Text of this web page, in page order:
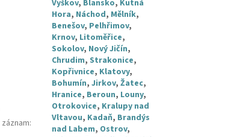
záznam:
Vyškov, Blansko, Kutná
Hora, Náchod, Mělník,
Benešov, Pelhřimov,
Krnov, Litoměřice,
Sokolov, Nový Jičín,
Chrudim,Strakonice,
Kopřivnice, Klatovy,
Bohumín,Jirkov,Žatec,
Hranice, Beroun, Louny,
Otrokovice, Kralupy nad
Vltavou, Kadaň, Brandýs
nad Labem, Ostrov,